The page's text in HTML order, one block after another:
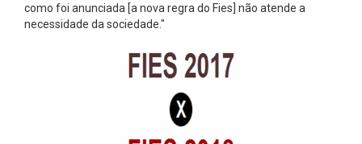
como foi anunciada [a nova regra do Fies] não atende a
necessidade da sociedade."